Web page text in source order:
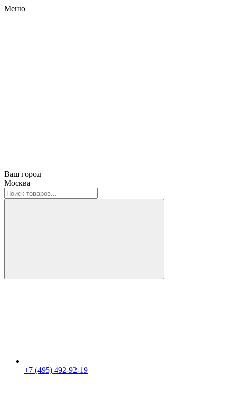
Меню
Ваш город
Москва
+7 (495) 492-92-19